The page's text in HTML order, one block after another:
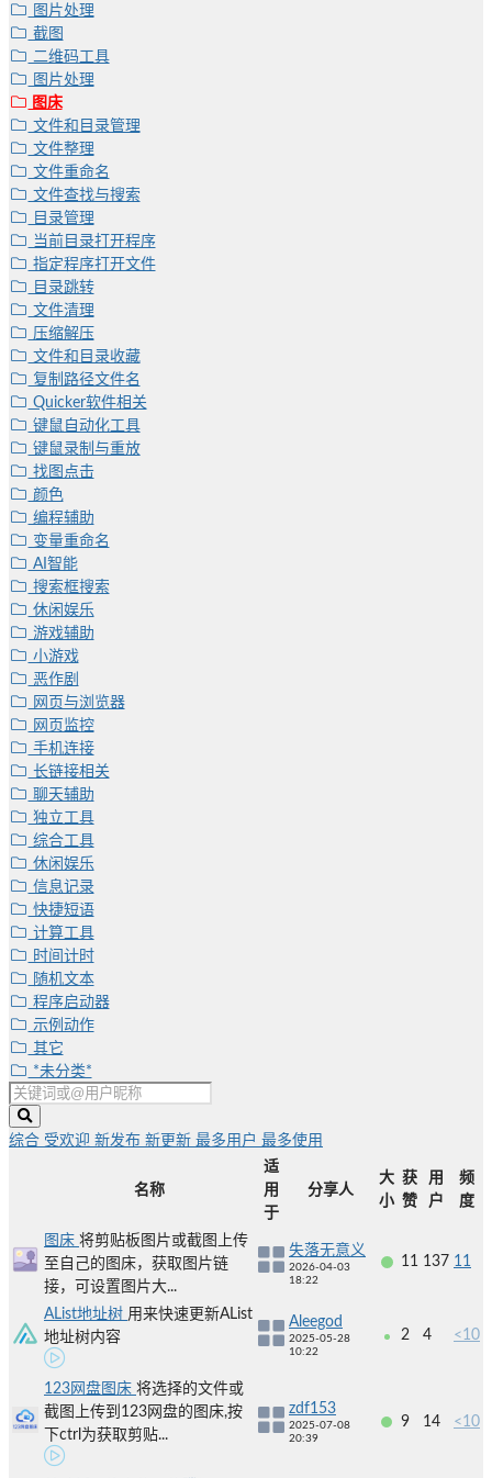
图片处理
截图
二维码工具
图片处理
图床
文件和目录管理
文件整理
文件重命名
文件查找与搜索
目录管理
当前目录打开程序
指定程序打开文件
目录跳转
文件清理
压缩解压
文件和目录收藏
复制路径文件名
Quicker软件相关
键鼠自动化工具
键鼠录制与重放
找图点击
颜色
编程辅助
变量重命名
AI智能
搜索框搜索
休闲娱乐
游戏辅助
小游戏
恶作剧
网页与浏览器
网页监控
手机连接
长链接相关
聊天辅助
独立工具
综合工具
休闲娱乐
信息记录
快捷短语
计算工具
时间计时
随机文本
程序启动器
示例动作
其它
*未分类*
综合 受欢迎 新发布 新更新 最多用户 最多使用
名称
适
用
于
分享人
大
小
获
赞
用
户
频
度
图床 将剪贴板图片或截图上传
至自己的图床，获取图片链
接，可设置图片大...
失落无意义
2026-04-03
18:22
11 137 11
AList地址树 用来快速更新AList
地址树内容
Aleegod
2025-05-28
10:22
2 4 <10
123网盘图床 将选择的文件或
截图上传到123网盘的图床,按
下ctrl为获取剪贴...
zdf153
2025-07-08
20:39
9 14 <10